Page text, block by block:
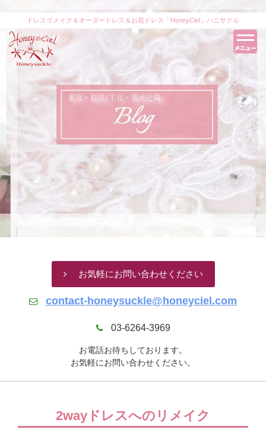
ドレスリメイク＆オーダードレス＆お花ドレス「HoneyCiel」ハニサクル
お気軽にお問い合わせください
contact-honeysuckle@honeyciel.com
03-6264-3969
お電話お待ちしております。
お気軽にお問い合わせください。
2wayドレスへのリメイク